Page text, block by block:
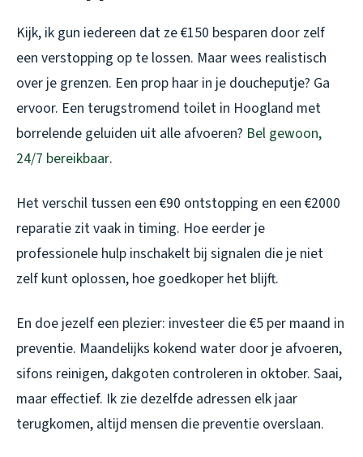
Kijk, ik gun iedereen dat ze €150 besparen door zelf
een verstopping op te lossen. Maar wees realistisch
over je grenzen. Een prop haar in je doucheputje? Ga
ervoor. Een terugstromend toilet in Hoogland met
borrelende geluiden uit alle afvoeren? Bel gewoon,
24/7 bereikbaar.
Het verschil tussen een €90 ontstopping en een €2000
reparatie zit vaak in timing. Hoe eerder je
professionele hulp inschakelt bij signalen die je niet
zelf kunt oplossen, hoe goedkoper het blijft.
En doe jezelf een plezier: investeer die €5 per maand in
preventie. Maandelijks kokend water door je afvoeren,
sifons reinigen, dakgoten controleren in oktober. Saai,
maar effectief. Ik zie dezelfde adressen elk jaar
terugkomen, altijd mensen die preventie overslaan.